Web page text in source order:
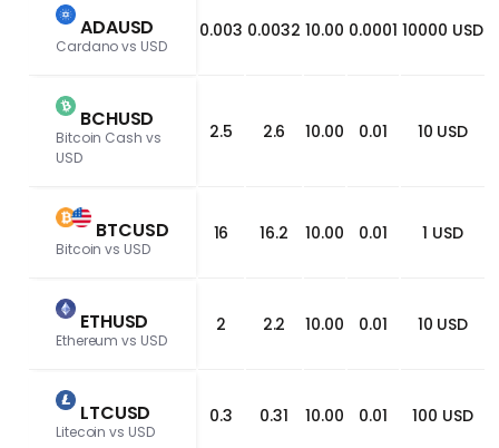
ADAUSD
Cardano vs USD
0.003 0.0032 10.00 0.0001 10000 USD
BCHUSD
Bitcoin Cash vs
USD
2.5 2.6 10.00 0.01 10 USD
BTCUSD
Bitcoin vs USD
16 16.2 10.00 0.01 1 USD
ETHUSD
Ethereum vs USD
2 2.2 10.00 0.01 10 USD
LTCUSD
Litecoin vs USD
0.3 0.31 10.00 0.01 100 USD